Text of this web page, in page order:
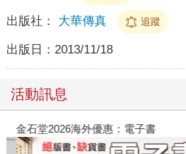
出版社： 大華傳真 追蹤
出版日： 2013/11/18
活動訊息
金石堂2026海外優惠：電子書